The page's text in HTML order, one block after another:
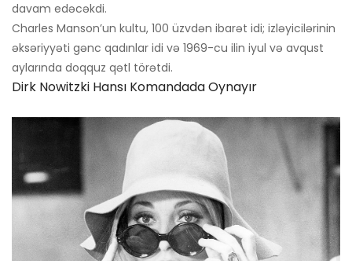
davam edəcəkdi.
Charles Manson’un kultu, 100 üzvdən ibarət idi; izləyicilərinin
əksəriyyəti gənc qadınlar idi və 1969-cu ilin iyul və avqust
aylarında doqquz qətl törətdi.
Dirk Nowitzki Hansı Komandada Oynayır